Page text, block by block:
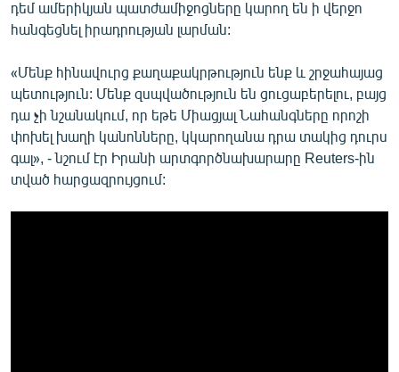
դեմ ամերիկյան պատժամիջոցները կարող են ի վերջո
հանգեցնել իրադրության լարման:
«Մենք հինավուրց քաղաքակրթություն ենք և շրջահայաց
պետություն: Մենք զսպվածություն են ցուցաբերելու, բայց
դա չի նշանակում, որ եթե Միացյալ Նահանգները որոշի
փոխել խաղի կանոնները, կկարողանա դրա տակից դուրս
գալ», - նշում էր Իրանի արտգործնախարարը Reuters-ին
տված հարցազրույցում: